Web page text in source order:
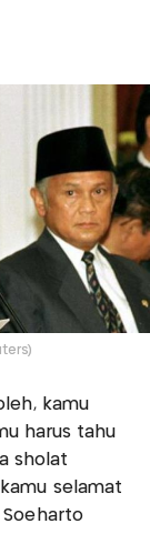
kamu
harus tahu
sholat
selamat
Soeharto